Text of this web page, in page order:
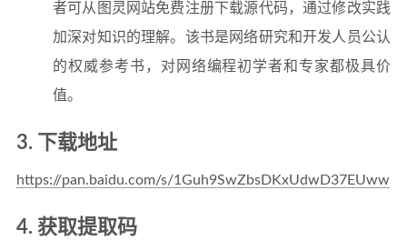
者可从图灵网站免费注册下载源代码，通过修改实践
加深对知识的理解。该书是网络研究和开发人员公认
的权威参考书，对网络编程初学者和专家都极具价
值。
3. 下载地址
https://pan.baidu.com/s/1Guh9SwZbsDKxUdwD37EUww
4. 获取提取码